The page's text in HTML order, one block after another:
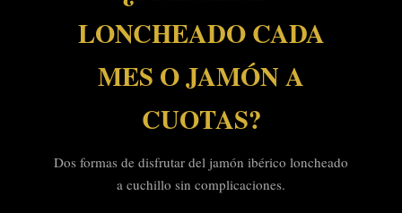
LONCHEADO CADA
MES O JAMÓN A
CUOTAS?
Dos formas de disfrutar del jamón ibérico loncheado
a cuchillo sin complicaciones.